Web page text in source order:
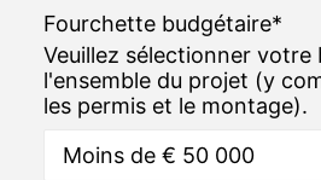
Fourchette budgétaire*
Veuillez sélectionner
l'ensemble du projet (y
les permis et le montage).